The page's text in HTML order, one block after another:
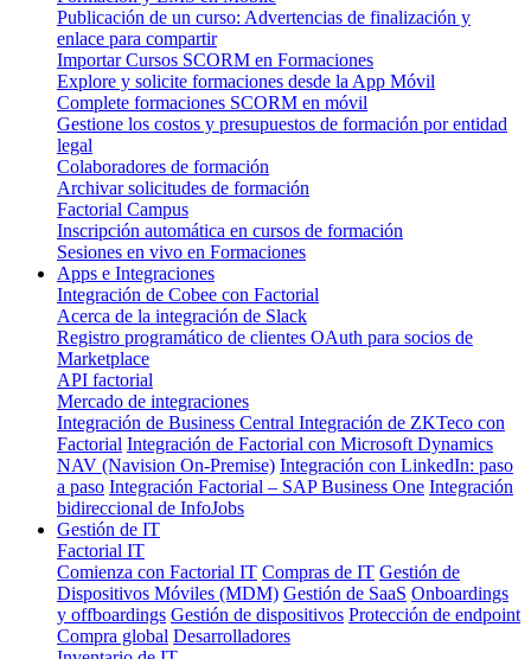
Publicación de un curso: Advertencias de finalización y
enlace para compartir
Importar Cursos SCORM en Formaciones
Explore y solicite formaciones desde la App Móvil
Complete formaciones SCORM en móvil
Gestione los costos y presupuestos de formación por entidad
legal
Colaboradores de formación
Archivar solicitudes de formación
Factorial Campus
Inscripción automática en cursos de formación
Sesiones en vivo en Formaciones
Apps e Integraciones
Integración de Cobee con Factorial
Acerca de la integración de Slack
Registro programático de clientes OAuth para socios de
Marketplace
API factorial
Mercado de integraciones
Integración de Business Central Integración de ZKTeco con
Factorial Integración de Factorial con Microsoft Dynamics
NAV (Navision On-Premise) Integración con LinkedIn: paso
a paso Integración Factorial – SAP Business One Integración
bidireccional de InfoJobs
Gestión de IT
Factorial IT
Comienza con Factorial IT Compras de IT Gestión de
Dispositivos Móviles (MDM) Gestión de SaaS Onboardings
y offboardings Gestión de dispositivos Protección de endpoint
Compra global Desarrolladores